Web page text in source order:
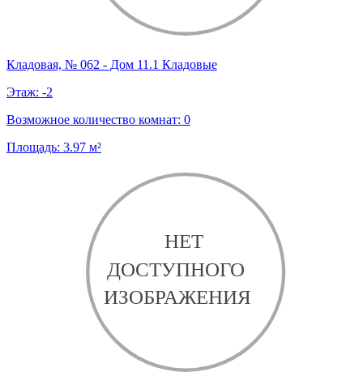
Кладовая, № 062 - Дом 11.1 Кладовые
Этаж: -2
Возможное количество комнат: 0
Площадь: 3.97 м²